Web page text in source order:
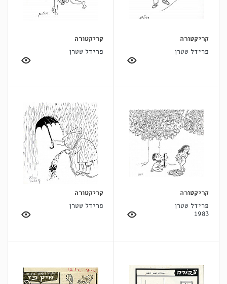
קריקטורה
פרידל שטרן
קריקטורה
פרידל שטרן
קריקטורה
פרידל שטרן
1983
קריקטורה
פרידל שטרן